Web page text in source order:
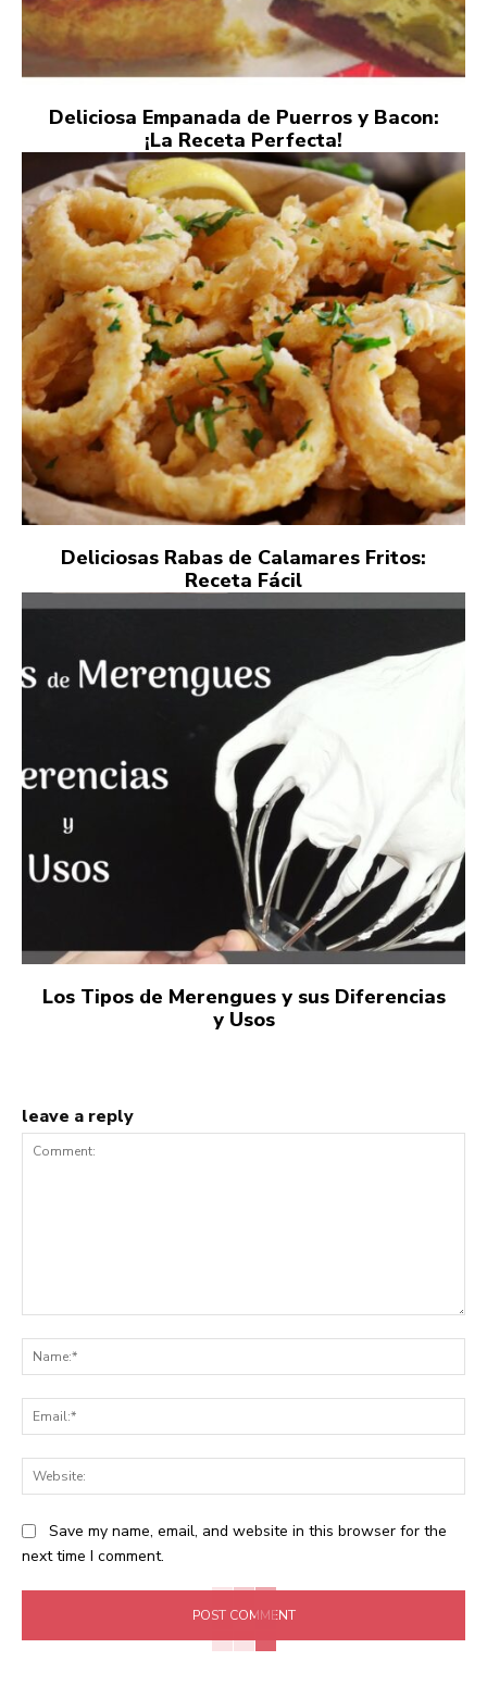
Deliciosa Empanada de Puerros y Bacon:
¡La Receta Perfecta!
Deliciosas Rabas de Calamares Fritos:
Receta Fácil
Los Tipos de Merengues y sus Diferencias
y Usos
leave a reply
Save my name, email, and website in this browser for the
next time I comment.